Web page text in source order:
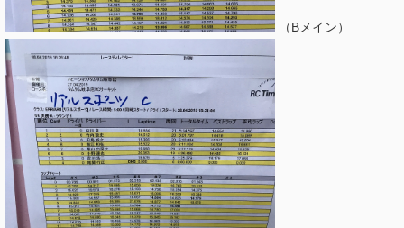
（Bメイン）